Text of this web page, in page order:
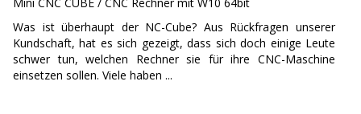
Was ist überhaupt der NC-Cube? Aus Rückfragen unserer
Kundschaft, hat es sich gezeigt, dass sich doch einige Leute
schwer tun, welchen Rechner sie für ihre CNC-Maschine
einsetzen sollen. Viele haben ...